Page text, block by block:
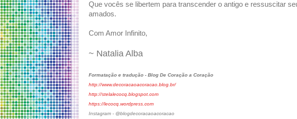
Que vocês se libertem para transcender o antigo e ressuscitar
amados.
Com Amor Infinito,
~ Natalia Alba
Formatação e tradução - Blog De Coração a Coração
http://www.decoracaoacoracao.blog.br/
http://stelalecocq.blogspot.com
https://lecocq.wordpress.com
Instagram - @blogdecoracaoacoracao